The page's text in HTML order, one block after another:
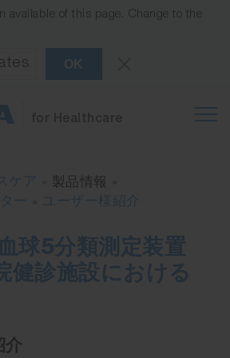
available of this page. Change to the
OK
ケア
» 製品情報 »
ー » ユーザー様紹介
球5分類測定装置
健診施設における
介